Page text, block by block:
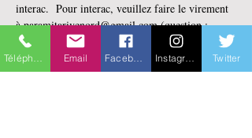
interac.  Pour interac, veuillez faire le virement
à paramitarivenord@gmail.com (question :
centre - Réponse : Paramita)
Email Twitter